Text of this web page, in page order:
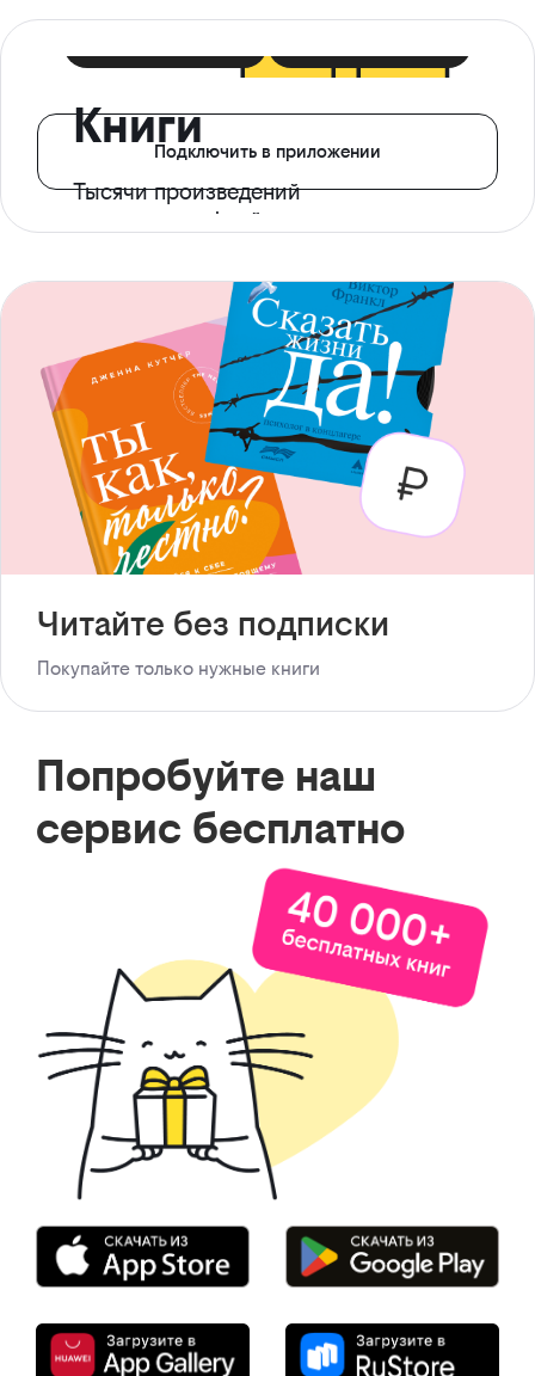
Книги
Тысячи произведений
с доступом офлайн
Подключить в приложении
Читайте без подписки
Покупайте только нужные книги
Попробуйте наш
сервис бесплатно